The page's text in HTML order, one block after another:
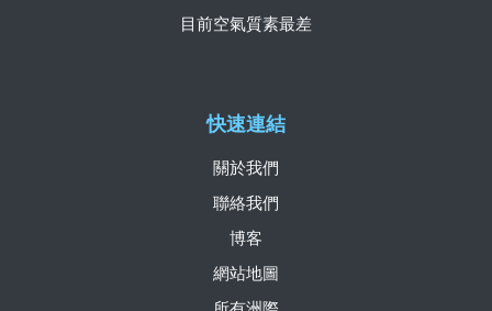
快速連結
關於我們
聯絡我們
博客
網站地圖
目前空氣質素最差